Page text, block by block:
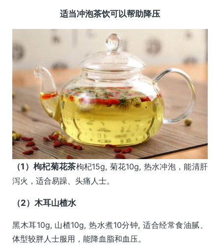
适当冲泡茶饮可以帮助降压
（1） 枸杞菊花茶枸杞15g, 菊花10g, 热水冲泡，能清肝
泻火，适合易躁、头痛人士。
（2） 木耳山楂水
黑木耳10g, 山楂10g, 热水煮10分钟, 适合经常食油腻、
体型较胖人士服用，能降血脂和血压。